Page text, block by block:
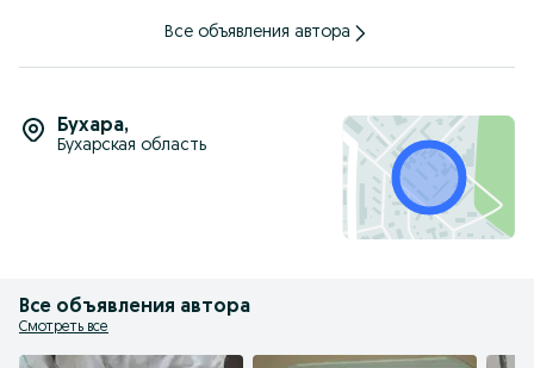
Все объявления автора
Бухара,
Бухарская область
Все объявления автора
Смотреть все